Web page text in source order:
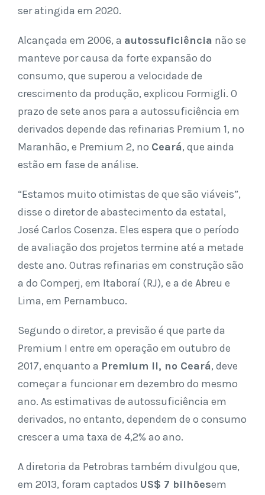
ser atingida em 2020.
Alcançada em 2006, a autossuficiência não se
manteve por causa da forte expansão do
consumo, que superou a velocidade de
crescimento da produção, explicou Formigli. O
prazo de sete anos para a autossuficiência em
derivados depende das refinarias Premium 1, no
Maranhão, e Premium 2, no Ceará, que ainda
estão em fase de análise.
“Estamos muito otimistas de que são viáveis”,
disse o diretor de abastecimento da estatal,
José Carlos Cosenza. Eles espera que o período
de avaliação dos projetos termine até a metade
deste ano. Outras refinarias em construção são
a do Comperj, em Itaboraí (RJ), e a de Abreu e
Lima, em Pernambuco.
Segundo o diretor, a previsão é que parte da
Premium I entre em operação em outubro de
2017, enquanto a Premium II, no Ceará, deve
começar a funcionar em dezembro do mesmo
ano. As estimativas de autossuficiência em
derivados, no entanto, dependem de o consumo
crescer a uma taxa de 4,2% ao ano.
A diretoria da Petrobras também divulgou que,
em 2013, foram captados US$ 7 bilhõesem